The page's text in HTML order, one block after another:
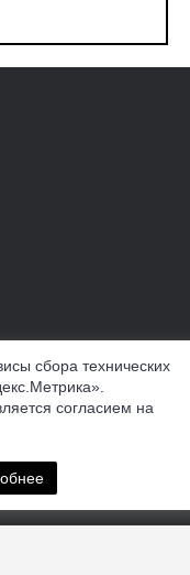
сбора технических
согласием на